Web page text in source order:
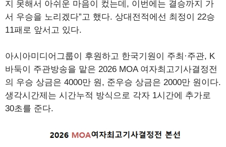
지 못해서 아쉬운 마음이 컸는데, 이번에는 결승까지 가
서 우승을 노리겠다”고 했다. 상대전적에선 최정이 22승
11패로 앞서고 있다.
아시아미디어그룹이 후원하고 한국기원이 주최·주관, K
바둑이 주관방송을 맡은 2026 MOA 여자최고기사결정전
의 우승 상금은 4000만 원, 준우승 상금은 2000만 원이다.
생각시간제는 시간누적 방식으로 각자 1시간에 추가로
30초를 준다.